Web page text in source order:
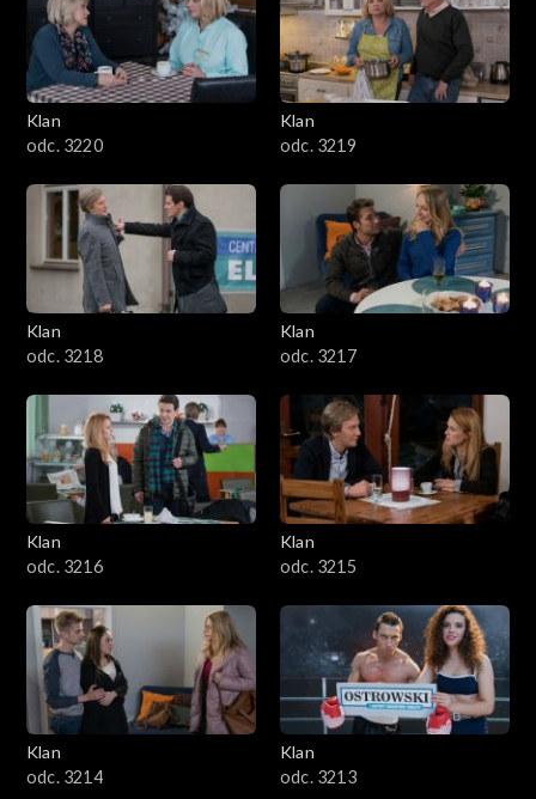
Klan
odc. 3220
Klan
odc. 3219
Klan
odc. 3218
Klan
odc. 3217
Klan
odc. 3216
Klan
odc. 3215
Klan
odc. 3214
Klan
odc. 3213